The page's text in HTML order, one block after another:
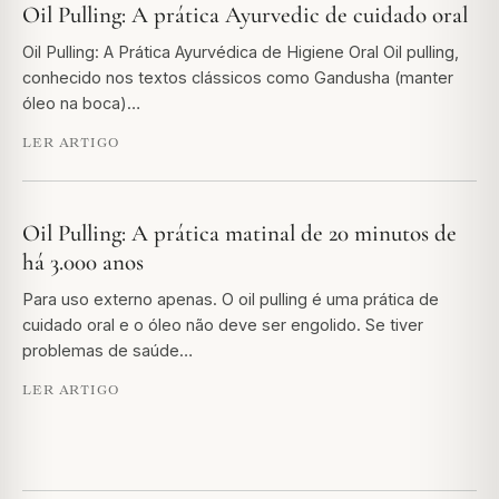
Oil Pulling: A prática Ayurvedic de cuidado oral
Oil Pulling: A Prática Ayurvédica de Higiene Oral Oil pulling,
conhecido nos textos clássicos como Gandusha (manter
óleo na boca)…
LER ARTIGO
Oil Pulling: A prática matinal de 20 minutos de
há 3.000 anos
Para uso externo apenas. O oil pulling é uma prática de
cuidado oral e o óleo não deve ser engolido. Se tiver
problemas de saúde…
LER ARTIGO